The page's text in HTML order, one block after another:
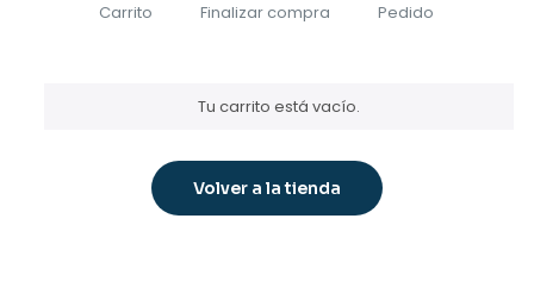
Carrito Finalizar compra Pedido
Tu carrito está vacío.
Volver a la tienda